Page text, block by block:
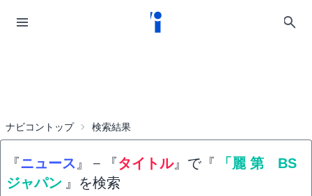
ナビコントップ 検索結果
『ニュース 』 − 『タイトル』で『
「麗 第 BS
ジャパン 』を検索